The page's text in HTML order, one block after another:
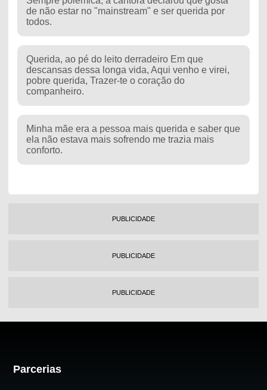
de não estar no "mainstream" e ser querida por
todos.
Querida, ao pé do leito derradeiro Em que
descansas dessa longa vida, Aqui venho e virei,
pobre querida, Trazer-te o coração do
companheiro.
Minha mãe era a pessoa mais querida e saber que
ela não estava mais sofrendo me trazia mais
conforto.
PUBLICIDADE
PUBLICIDADE
PUBLICIDADE
Parcerias